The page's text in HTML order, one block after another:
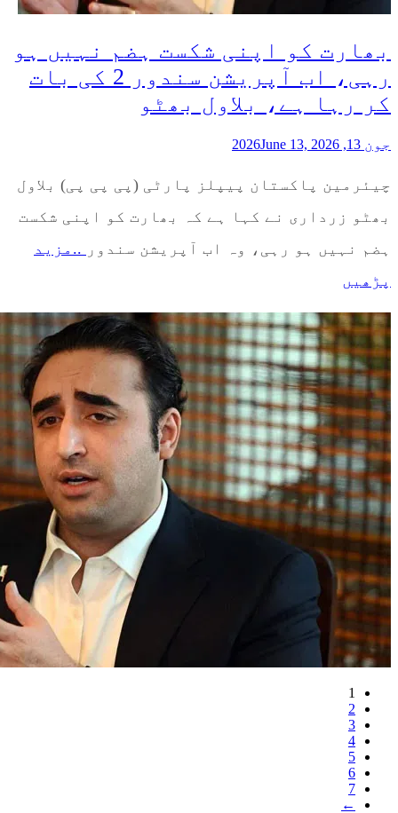
بھارت کو اپنی شکست ہضم نہیں ہو
رہی، اب آپریشن سندور 2 کی بات
کر رہا ہے، بلاول بھٹو
جون 13, 2026 June 13, 2026
چیئرمین پاکستان پیپلز پارٹی (پی پی پی) بلاول
بھٹو زرداری نے کہا ہے کہ بھارت کو اپنی شکست
ہضم نہیں ہو رہی، وہ اب آپریشن سندور ..مزید
پڑھیں
1
2
3
4
5
6
7
←